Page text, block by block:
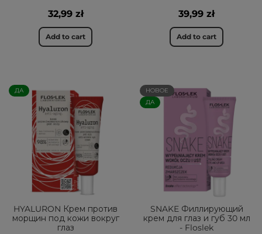
32,99 zł
Add to cart
39,99 zł
Add to cart
ДА
HYALURON Крем против
морщин под кожи вокруг
глаз
НОВОЕ
ДА
SNAKE Филлирующий
крем для глаз и губ 30 мл
- Floslek